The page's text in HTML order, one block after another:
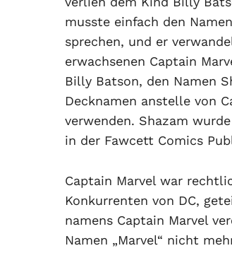
musste einfach den
sprechen, und er
erwachsenen Captain
Billy Batson, den Namen
Decknamen anstelle von
verwenden. Shazam
in der Fawcett Comics
Captain Marvel war
Konkurrenten von DC,
namens Captain Marvel
Namen „Marvel“ nicht